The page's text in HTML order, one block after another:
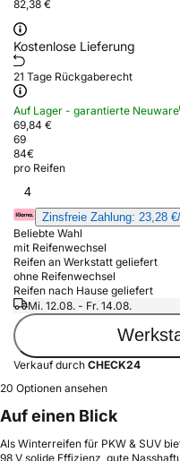
82,38 €
Kostenlose Lieferung
21 Tage Rückgaberecht
Auf Lager - garantierte Neuware
69,84 €
69
84€
pro Reifen
4
Zinsfreie Zahlung: 23,28
Beliebte Wahl
mit Reifenwechsel
Reifen an Werkstatt geliefert
ohne Reifenwechsel
Reifen nach Hause geliefert
Mi. 12.08. - Fr. 14.08.
Verkauf durch CHECK24
20 Optionen ansehen
Auf einen Blick
Als Winterreifen für PKW & SUV
98 V solide Effizienz, gute